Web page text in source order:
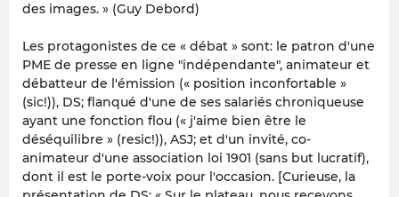
des images. » (Guy Debord)
Les protagonistes de ce « débat » sont: le patron d'une
PME de presse en ligne "indépendante", animateur et
débatteur de l'émission (« position inconfortable »
(sic!)), DS; flanqué d'une de ses salariés chroniqueuse
ayant une fonction flou (« j'aime bien être le
déséquilibre » (resic!)), ASJ; et d'un invité, co-
animateur d'une association loi 1901 (sans but lucratif),
dont il est le porte-voix pour l'occasion. [Curieuse, la